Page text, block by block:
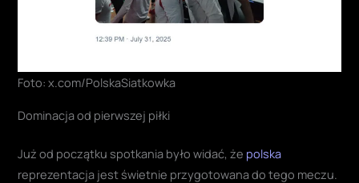
Foto: x.com/PolskaSiatkowka
Dominacja od pierwszej piłki
Już od początku spotkania było widać, że polska
reprezentacja jest świetnie przygotowana do tego meczu.